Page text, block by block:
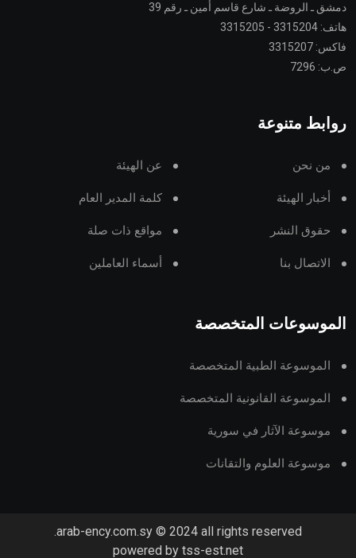
دمشق ـ الروضة ـ شارع قاسم أمين ـ رقم 39
هاتف: 3315204 - 3315205
فاكس: 3315207
ص.ب: 7296
روابط متنوعة
من نحن عن الهيئة
أخبار الهيئة كلمة المدير العام
حقوق النشر مواقع ذات صلة
الاتصال بنا أسماء العاملين
الموسوعات المتخصصة
الموسوعة الطبية المتخصصة
الموسوعة القانونية المتخصصة
موسوعة الآثار في سورية
موسوعة العلوم والتقانات
arab-ency.com.sy © 2024 all rights reserved.
powered by tss-est.net